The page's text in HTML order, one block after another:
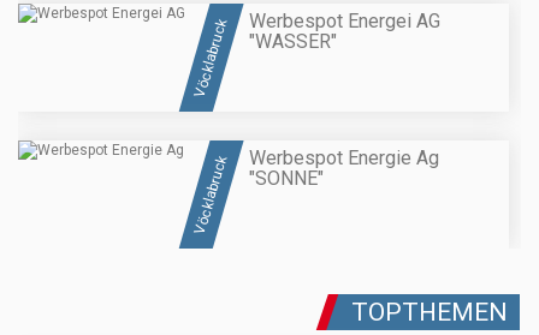
Vöcklabruck
Werbespot Energei AG
"WASSER"
Vöcklabruck
Werbespot Energie Ag
"SONNE"
TOPTHEMEN